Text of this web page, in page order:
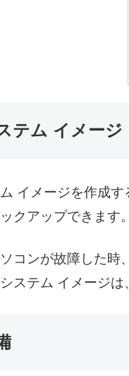
テム イメージ
イメージを作成
クアップできます。
コンが故障した時
ステム イメージ